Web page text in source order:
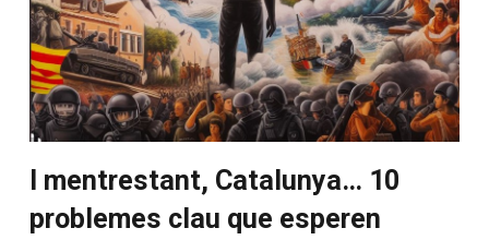
I mentrestant, Catalunya… 10
problemes clau que esperen